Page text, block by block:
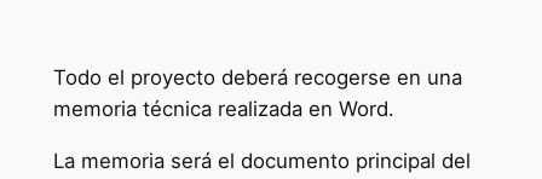
Todo el proyecto deberá recogerse en una
memoria técnica realizada en Word.
La memoria será el documento principal del